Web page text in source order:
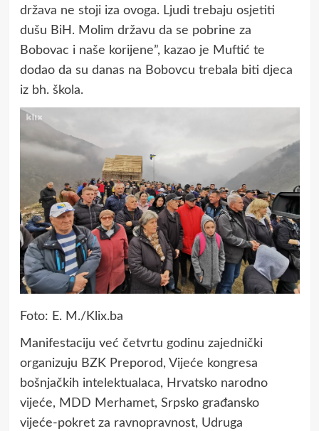
država ne stoji iza ovoga. Ljudi trebaju osjetiti
dušu BiH. Molim državu da se pobrine za
Bobovac i naše korijene”, kazao je Muftić te
dodao da su danas na Bobovcu trebala biti djeca
iz bh. škola.
Foto: E. M./Klix.ba
Manifestaciju već četvrtu godinu zajednički
organizuju BZK Preporod, Vijeće kongresa
bošnjačkih intelektualaca, Hrvatsko narodno
vijeće, MDD Merhamet, Srpsko građansko
vijeće-pokret za ravnopravnost, Udruga